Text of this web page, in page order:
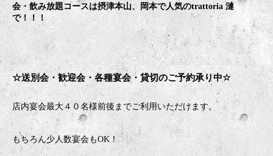
会・飲み放題コースは摂津本山、岡本で人気のtrattoria 漣
で！！！
☆送別会・歓迎会・各種宴会・貸切のご予約承り中☆
店内宴会最大４０名様前後までご利用いただけます。
もちろん少人数宴会もOK ！